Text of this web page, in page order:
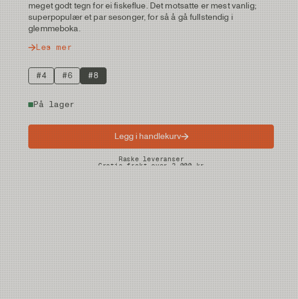
meget godt tegn for ei fiskeflue. Det motsatte er mest vanlig;
superpopulær et par sesonger, for så å gå fullstendig i
glemmeboka.
Les mer
#4 #6 #8
På lager
Legg i handlekurv
Raske leveranser
Gratis frakt over 2.000 kr